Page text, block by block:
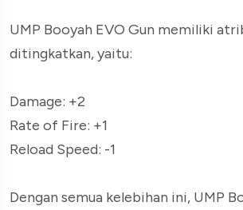
UMP Booyah EVO Gun memiliki
ditingkatkan, yaitu:
Damage: +2
Rate of Fire: +1
Reload Speed: -1
Dengan semua kelebihan ini, UMP